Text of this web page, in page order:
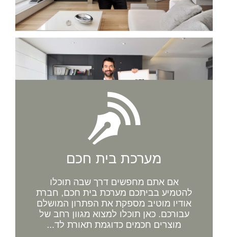
מערכת בית חכם
אם אתם מחפשים דרך שבה תוכלו
להטמיע בביתכם מערכת בית חכם, חברת
אודיו מוטיב מספקת את הפתרון המושלם
עבורכם. כאן תוכלו למצוא מגוון רחב של
מוצרים חכמים כדוגמת תאורת לד...